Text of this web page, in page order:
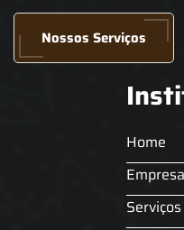
Nossos Serviços
Home
Empresa
Serviços